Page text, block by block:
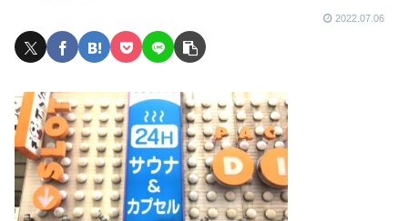
2022.07.06